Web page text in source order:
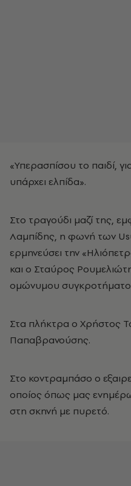
«Υπερασπίσου το παιδί,
υπάρχει ελπίδα».
Στο τραγούδι μαζί της,
Λαμπίδης, η φωνή των
ερμηνεύσει την
και ο Σταύρος
ομώνυμου
Στα πλήκτρα ο Χρήστος
Παπαβρανούσης.
Στο κοντραμπάσο ο
οποίος όπως μας
στη σκηνή με πυρετό.